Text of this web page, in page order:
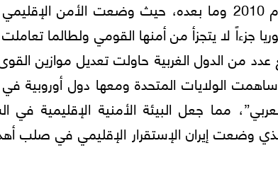
إيرانيا؛ قامت طهران بتحسين موقعها الإقليمي في عام 2010 وما بعده، حيث وضعت الأمن
جزءاً لا يتجزأ من أمنها القومي ولطالما
من الدول الغربية حاولت تعديل موازين
ساهمت الولايات المتحدة ومعها دول أوروبية
مما جعل البيئة الأمنية الإقليمية في
وضعت إيران الإستقرار الإقليمي في صلب